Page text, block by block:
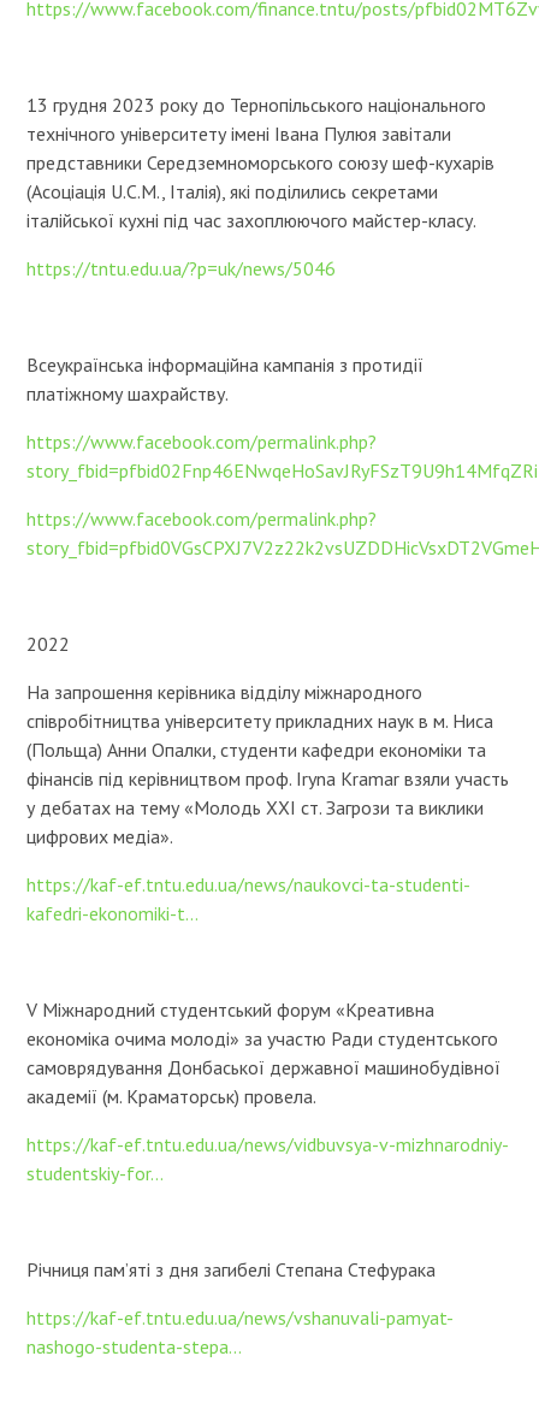
https://www.facebook.com/finance.tntu/posts/
13 грудня 2023 року до Тернопільського національного
технічного університету імені Івана Пулюя завітали
представники Середземноморського союзу шеф-кухарів
(Асоціація U.C.M., Італія), які поділились секретами
італійської кухні під час захоплюючого майстер-класу.
https://tntu.edu.ua/?p=uk/news/5046
Всеукраїнська інформаційна кампанія з протидії
платіжному шахрайству.
https://www.facebook.com/permalink.php?
https://www.facebook.com/permalink.php?
2022
На запрошення керівника відділу міжнародного
співробітництва університету прикладних наук в м. Ниса
(Польща) Анни Опалки, студенти кафедри економіки та
фінансів під керівництвом проф. Iryna Kramar взяли участь
у дебатах на тему «Молодь ХХІ ст. Загрози та виклики
цифрових медіа».
https://kaf-ef.tntu.edu.ua/news/naukovci-ta-studenti-
kafedri-ekonomiki-t...
V Міжнародний студентський форум «Креативна
економіка очима молоді» за участю Ради студентського
самоврядування Донбаської державної машинобудівної
академії (м. Краматорськ) провела.
https://kaf-ef.tntu.edu.ua/news/vidbuvsya-v-mizhnarodniy-
studentskiy-for...
Річниця пам’яті з дня загибелі Степана Стефурака
https://kaf-ef.tntu.edu.ua/news/vshanuvali-pamyat-
nashogo-studenta-stepa...